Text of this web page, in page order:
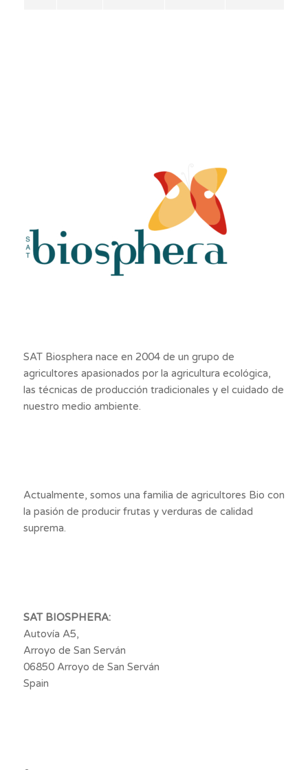
SAT Biosphera nace en 2004 de un grupo de
agricultores apasionados por la agricultura ecológica,
las técnicas de producción tradicionales y el cuidado de
nuestro medio ambiente.
Actualmente, somos una familia de agricultores Bio con
la pasión de producir frutas y verduras de calidad
suprema.
SAT BIOSPHERA:
Autovía A5,
Arroyo de San Serván
06850 Arroyo de San Serván
Spain